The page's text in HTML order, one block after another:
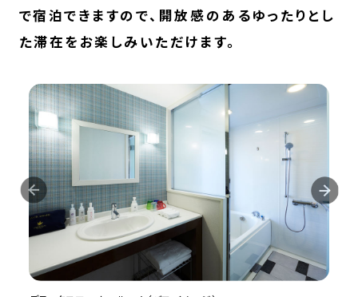
で宿泊できますので、開放感のあるゆったりとし
た滞在をお楽しみいただけます。